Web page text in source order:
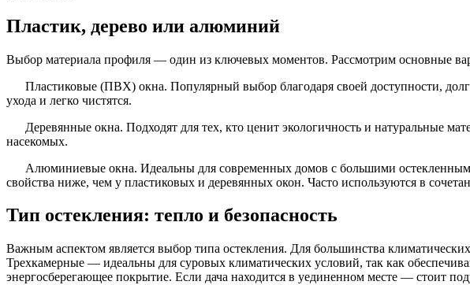
Пластик, дерево или алюминий
Выбор материала профиля — один из ключевых моментов. Рассмотрим основные
Пластиковые (ПВХ) окна. Популярный выбор благодаря своей доступности,
ухода и легко чистятся.
Деревянные окна. Подходят для тех, кто ценит экологичность и натуральные
насекомых.
Алюминиевые окна. Идеальны для современных домов с большими
свойства ниже, чем у пластиковых и деревянных окон. Часто используются в
Тип остекления: тепло и безопасность
Важным аспектом является выбор типа остекления. Для большинства
Трехкамерные — идеальны для суровых климатических условий, так как
энергосберегающее покрытие. Если дача находится в уединенном месте — стоит